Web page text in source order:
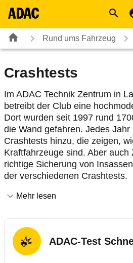
Rund ums Fahrzeug
Crashtests
Im ADAC Technik Zentrum in
betreibt der Club eine
Dort wurden seit 1997 rund
die Wand gefahren. Jedes
Crashtests hinzu, die zeigen,
Kraftfahrzeuge sind. Aber
richtige Sicherung von
der verschiedenen Crashtests.
Mehr lesen
ADAC-Test